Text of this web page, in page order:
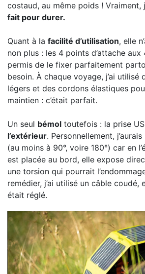
costaud, au même poids ! Vraiment,
fait pour durer.
Quant à la facilité d’utilisation, elle
non plus : les 4 points d’attache aux
permis de le fixer parfaitement
besoin. À chaque voyage, j’ai utilisé
légers et des cordons élastiques
maintien : c’était parfait.
Un seul bémol toutefois : la prise
l’extérieur. Personnellement,
(au moins à 90°, voire 180°) car en
est placée au bord, elle expose
une torsion qui pourrait
remédier, j’ai utilisé un câble coudé,
était réglé.